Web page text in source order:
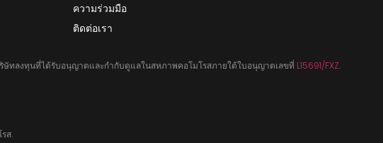
ความร่วมมือ
ติดต่อเรา
ริษัทลงทุนที่ได้รับอนุญาตและกำกับดูแลในสหภาพคอโมโรสภายใต้ใบอนุญาตเลขที่ L15691/FXZ.
ส.